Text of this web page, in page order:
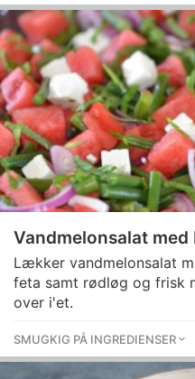
Vandmelonsalat med
Lækker vandmelonsalat
feta samt rødløg og frisk
over i'et.
SMUGKIG PÅ INGREDIENSER